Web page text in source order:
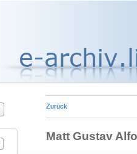
Zurück
Matt Gustav